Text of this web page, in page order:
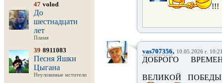
47 volod
До
шестнадцати
лет
Пламя
39 8911083
Песня Яшки
Цыгана
Неуловимые мстители
!!!
vas707356, 10.05.2026 г.
ДОБРОГО
ВЕЛИКОЙ